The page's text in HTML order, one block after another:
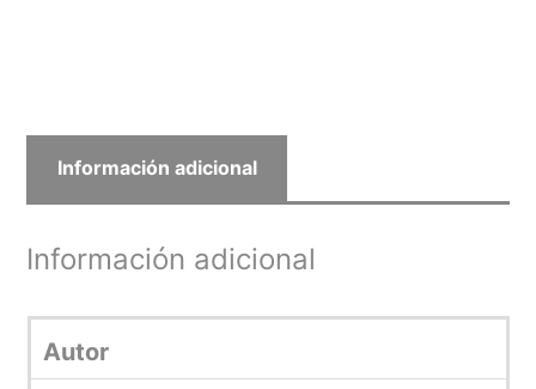
Información adicional
Información adicional
Autor